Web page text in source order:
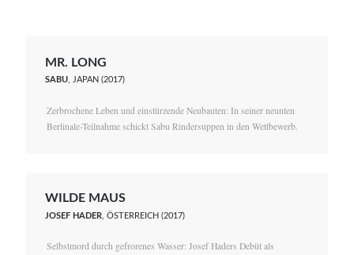
MR. LONG
SABU, JAPAN (2017)
Zerbrochene Leben und einstürzende Neubauten: In seiner neunten
Berlinale-Teilnahme schickt Sabu Rindersuppen in den Wettbewerb.
WILDE MAUS
JOSEF HADER , ÖSTERREICH (2017)
Selbstmord durch gefrorenes Wasser: Josef Haders Debüt als